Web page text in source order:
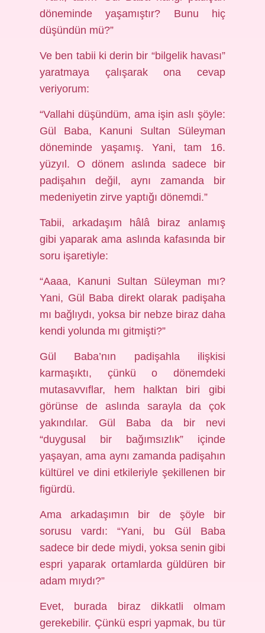
döneminde yaşamıştır? Bunu hiç
düşündün mü?”
Ve ben tabii ki derin bir “bilgelik havası”
yaratmaya çalışarak ona cevap
veriyorum:
“Vallahi düşündüm, ama işin aslı şöyle:
Gül Baba, Kanuni Sultan Süleyman
döneminde yaşamış. Yani, tam 16.
yüzyıl. O dönem aslında sadece bir
padişahın değil, aynı zamanda bir
medeniyetin zirve yaptığı dönemdi.”
Tabii, arkadaşım hâlâ biraz anlamış
gibi yaparak ama aslında kafasında bir
soru işaretiyle:
“Aaaa, Kanuni Sultan Süleyman mı?
Yani, Gül Baba direkt olarak padişaha
mı bağlıydı, yoksa bir nebze biraz daha
kendi yolunda mı gitmişti?”
Gül Baba’nın padişahla ilişkisi
karmaşıktı, çünkü o dönemdeki
mutasavvıflar, hem halktan biri gibi
görünse de aslında sarayla da çok
yakındılar. Gül Baba da bir nevi
“duygusal bir bağımsızlık” içinde
yaşayan, ama aynı zamanda padişahın
kültürel ve dini etkileriyle şekillenen bir
figürdü.
Ama arkadaşımın bir de şöyle bir
sorusu vardı: “Yani, bu Gül Baba
sadece bir dede miydi, yoksa senin gibi
espri yaparak ortamlarda güldüren bir
adam mıydı?”
Evet, burada biraz dikkatli olmam
gerekebilir. Çünkü espri yapmak, bu tür